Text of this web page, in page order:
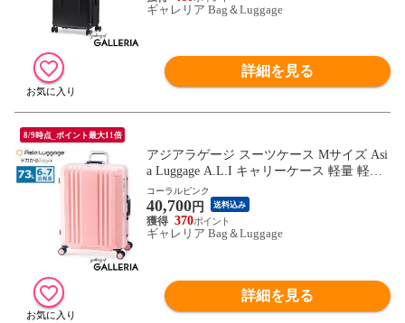
ギャレリア Bag＆Luggage
詳細を見る
8/9時点_ポイント最大11倍
アジアラゲージ スーツケース Mサイズ Asi
a Luggage A.L.I キャリーケース 軽量 軽い
ストッパー 静音 フレーム 73L 6泊 7泊 1週
間 6～7泊 長期旅行 TSロック メンズ レデ
ィース デカかるEdge ALI-070R-24
コーラルピンク
40,700円 送料込み
370
ギャレリア Bag＆Luggage
詳細を見る